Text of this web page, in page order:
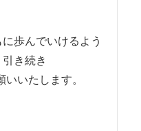
歩んでいけるよう
き続き
いたします。